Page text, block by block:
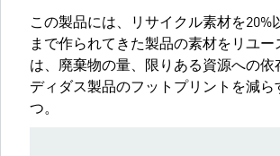
この製品には、リサイクル素材を20%
まで作られてきた製品の素材をリユー
は、廃棄物の量、限りある資源への依
ディダス製品のフットプリントを減ら
つ。